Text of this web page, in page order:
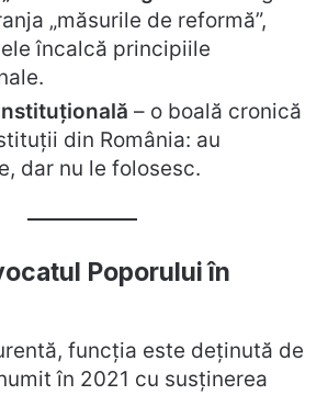
„măsurile de reformă”,
încalcă principiile
– o boală cronică
din România: au
dar nu le folosesc.
Poporului în
funcția este deținută de
în 2021 cu susținerea